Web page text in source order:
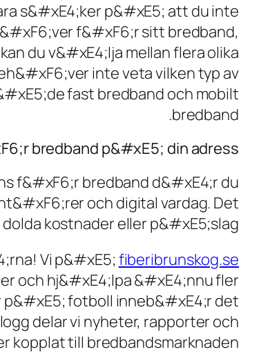
s&#xE4;ker p&#xE5; att du inte
f&#xF6;r sitt bredband,
du v&#xE4;lja mellan flera olika
inte veta vilken typ av
fast bredband och mobilt
bredband.
bredband p&#xE5; din adress
f&#xF6;r bredband d&#xE4;r du
och digital vardag. Det
kostnader eller p&#xE5;slag.
Vi p&#xE5; fiberibrunskog.se
och hj&#xE4;lpa &#xE4;nnu fler
fotboll inneb&#xE4;r det
delar vi nyheter, rapporter och
kopplat till bredbandsmarknaden.